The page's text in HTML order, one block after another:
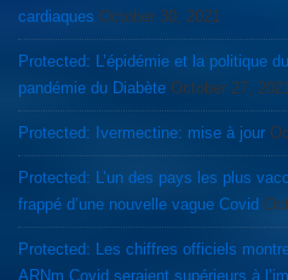
cardiaques October 30, 2021
Protected: L’épidémie et la politique du COVID
pandémie du Diabète October 27, 2021
Protected: Ivermectine: mise à jour
Protected: L’un des pays les plus
frappé d’une nouvelle vague Covid
Protected: Les chiffres officiels
ARNm Covid seraient supérieurs à